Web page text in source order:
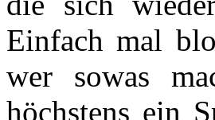
Einfach mal
wer sowas
höchstens ein